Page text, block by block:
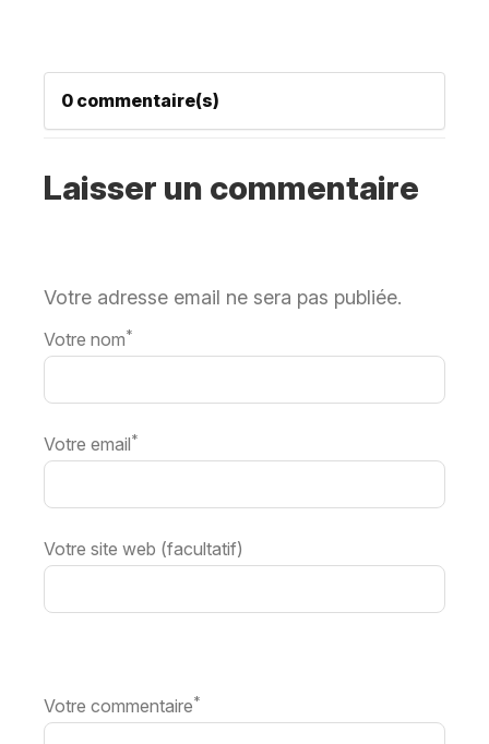
0 commentaire(s)
Laisser un commentaire
Votre adresse email ne sera pas publiée.
Votre nom*
Votre email*
Votre site web (facultatif)
Votre commentaire*